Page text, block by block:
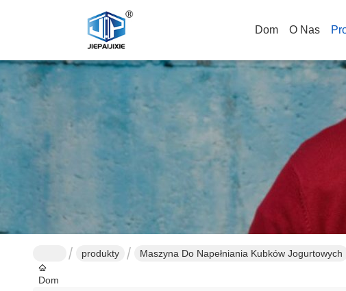
Dom O Nas
Dom
produkty Maszyna Do Napełniania Kubków Jogurtowych